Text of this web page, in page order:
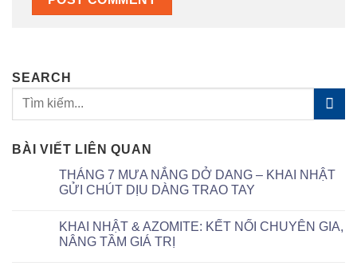
SEARCH
BÀI VIẾT LIÊN QUAN
THÁNG 7 MƯA NẮNG DỞ DANG – KHAI NHẬT
GỬI CHÚT DỊU DÀNG TRAO TAY
KHAI NHẬT & AZOMITE: KẾT NỐI CHUYÊN GIA,
NÂNG TẦM GIÁ TRỊ